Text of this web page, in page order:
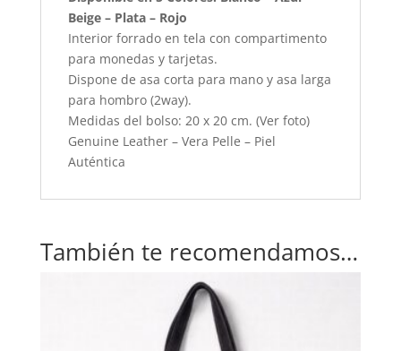
(2way)
cantidad
Beige – Plata – Rojo
Interior forrado en tela con compartimento
para monedas y tarjetas.
Dispone de asa corta para mano y asa larga
para hombro (2way).
Medidas del bolso: 20 x 20 cm. (Ver foto)
Genuine Leather – Vera Pelle – Piel
Auténtica
También te recomendamos…